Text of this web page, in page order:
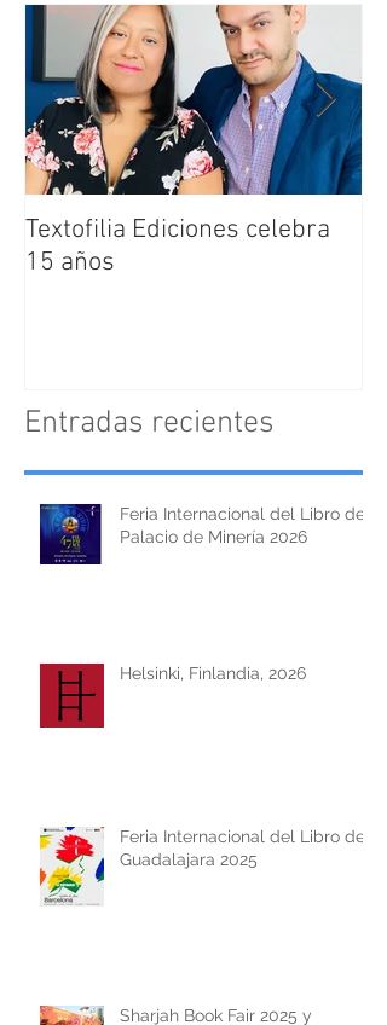
Textofilia Ediciones celebra
15 años
Entradas recientes
Feria Internacional del Libro del
Palacio de Minería 2026
Helsinki, Finlandia, 2026
Feria Internacional del Libro de
Guadalajara 2025
Sharjah Book Fair 2025 y